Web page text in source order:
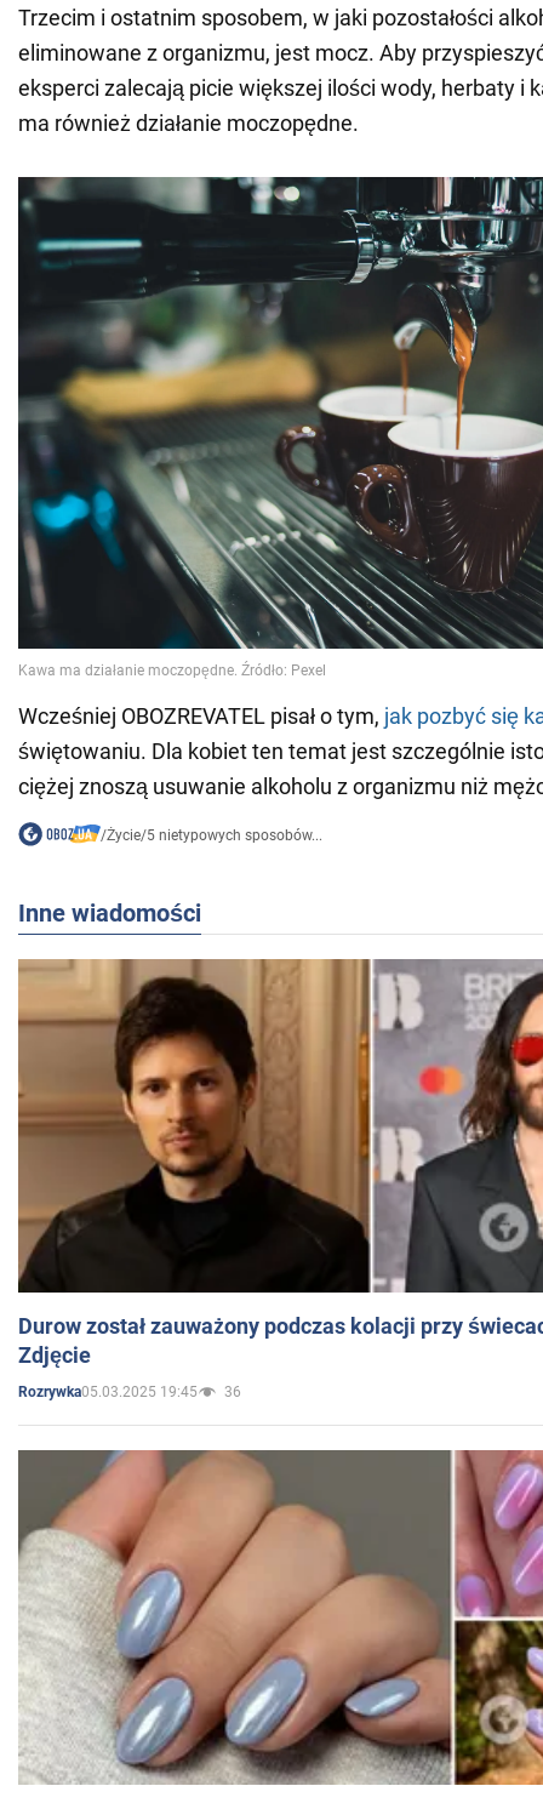
Trzecim i ostatnim sposobem, w jaki pozostałości
eliminowane z organizmu, jest mocz. Aby
eksperci zalecają picie większej ilości wody, herbaty i
ma również działanie moczopędne.
Wcześniej OBOZREVATEL pisał o tym, jak pozbyć się
świętowaniu. Dla kobiet ten temat jest szczególnie
ciężej znoszą usuwanie alkoholu z organizmu niż
/Życie/5 nietypowych sposobów...
Inne wiadomości
Durow został zauważony podczas kolacji przy
Zdjęcie
Rozrywka05.03.2025 19:45 36